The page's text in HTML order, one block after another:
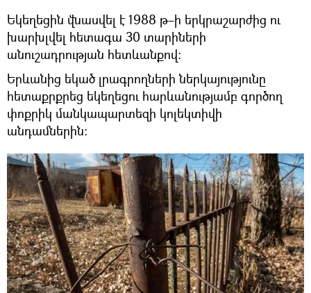
Եկեղեցին վնասվել է 1988 թ–ի երկրաշարժից ու
խարխլվել հետագա 30 տարիների
անուշադրության հետևանքով։
Երևանից եկած լրագրողների ներկայությունը
հետաքրքրեց եկեղեցու հարևանությամբ գործող
փոքրիկ մանկապարտեզի կոլեկտիվի
անդամներին։